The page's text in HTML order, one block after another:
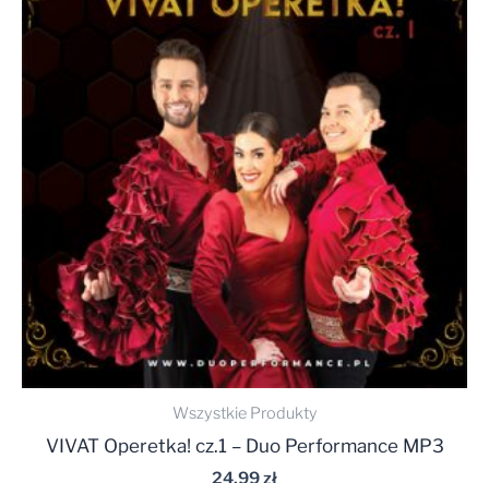
Wszystkie Produkty
VIVAT Operetka! cz.1 – Duo Performance MP3
24,99zł